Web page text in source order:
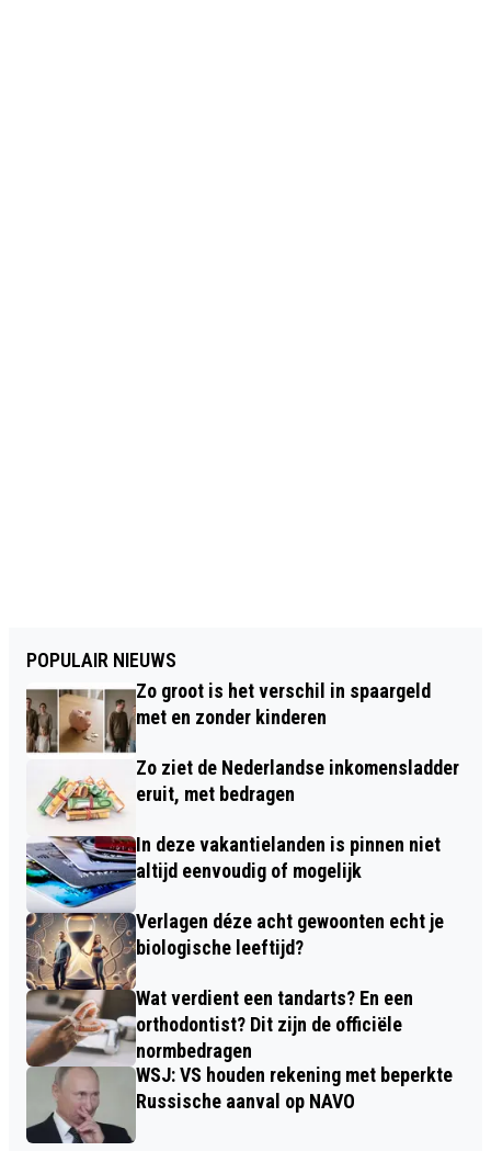
POPULAIR NIEUWS
Zo groot is het verschil in spaargeld
met en zonder kinderen
Zo ziet de Nederlandse inkomensladder
eruit, met bedragen
In deze vakantielanden is pinnen niet
altijd eenvoudig of mogelijk
Verlagen déze acht gewoonten echt je
biologische leeftijd?
Wat verdient een tandarts? En een
orthodontist? Dit zijn de officiële
normbedragen
WSJ: VS houden rekening met beperkte
Russische aanval op NAVO